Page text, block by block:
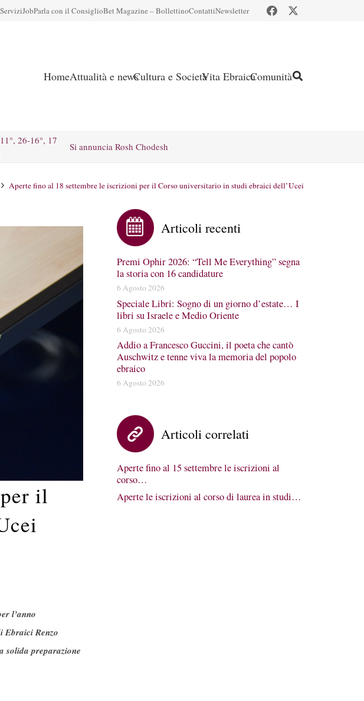
ServiziJobParla con il ConsiglioBet Magazine – BollettinoContattiNewsletter
HomeAttualità e newsCultura e SocietàVita EbraicaComunità
26-16°, 17
Si annuncia Rosh Chodesh
Aperte fino al 18 settembre le iscrizioni per il Corso universitario in studi ebraici dell’Ucei
il
l’anno
Ebraici Renzo
solida preparazione
Articoli recenti
Premi Ophir 2026: “Tell Me Everything” segna
la storia con 16 candidature
6 Agosto 2026
Speciale Libri: Sogno di un giorno d’estate… I
libri su Israele e Medio Oriente
6 Agosto 2026
Addio a Francesco Guccini, il poeta che cantò
Auschwitz e tenne viva la memoria del popolo
ebraico
6 Agosto 2026
Articoli correlati
Aperte fino al 15 settembre le iscrizioni al
corso…
Aperte le iscrizioni al corso di laurea in studi…